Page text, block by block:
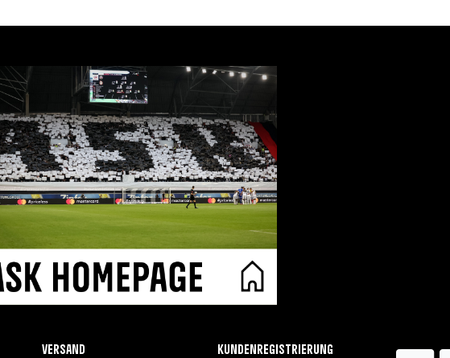
Versand Kundenregistrierung